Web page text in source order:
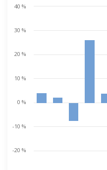
-20 %
-10 %
0 %
10 %
20 %
30 %
40 %